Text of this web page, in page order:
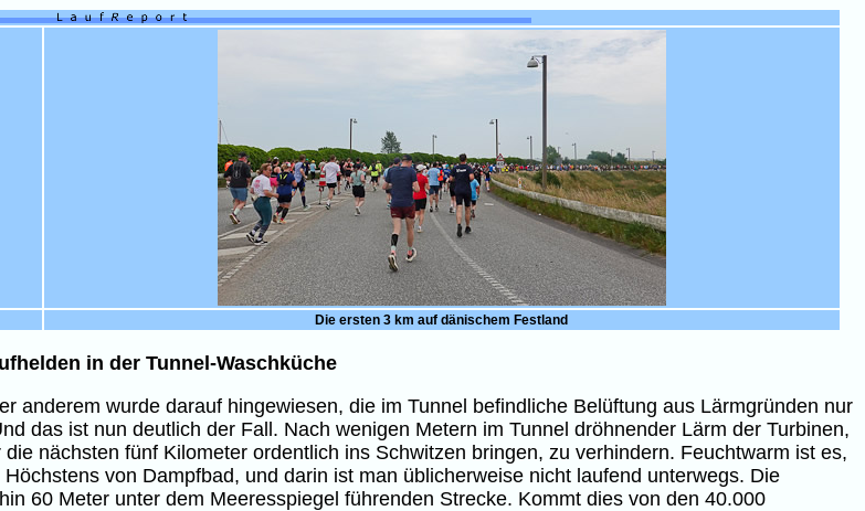
Die ersten 3 km auf dänischem Festland
in der Tunnel-Waschküche
anderem wurde darauf hingewiesen, die im Tunnel befindliche Belüftung aus Lärmgründen nur
das ist nun deutlich der Fall. Nach wenigen Metern im Tunnel dröhnender Lärm der Turbinen,
nächsten fünf Kilometer ordentlich ins Schwitzen bringen, zu verhindern. Feuchtwarm ist es,
von Dampfbad, und darin ist man üblicherweise nicht laufend unterwegs. Die
60 Meter unter dem Meeresspiegel führenden Strecke. Kommt dies von den 40.000